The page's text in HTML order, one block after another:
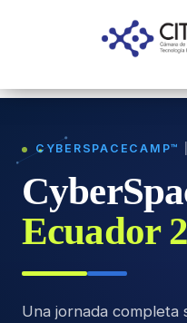
CYBERSPACECAMP™
Ecuador
Una jornada completa